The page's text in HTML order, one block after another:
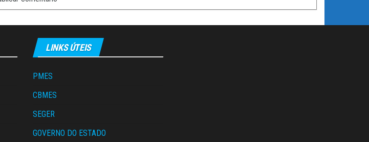
LINKS ÚTEIS
PMES
CBMES
SEGER
GOVERNO DO ESTADO